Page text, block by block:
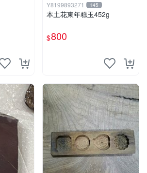
Y8199893271 145
本土花東年糕玉452g
$800